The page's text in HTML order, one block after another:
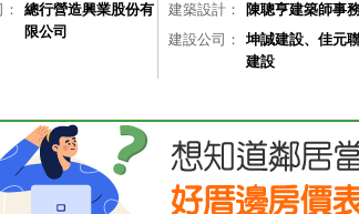
總行營造興業股份有
限公司
建築設計：
陳聰亨建築師事
建設公司：
坤誠建設、佳元
建設